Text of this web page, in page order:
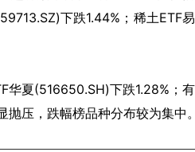
下跌1.44%；稀土ETF
华夏(516650.SH)下跌1.28%；
抛压，跌幅榜品种分布较为集中